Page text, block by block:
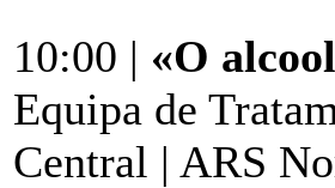
10:00 | «O
Equipa de
Central | ARS